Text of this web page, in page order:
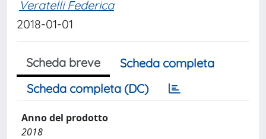
Veratelli Federica
2018-01-01
Scheda breve
Scheda completa
Scheda completa (DC)
Anno del prodotto
2018